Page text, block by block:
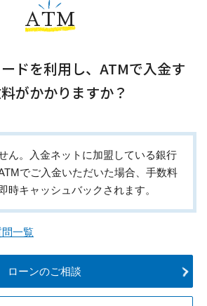
ATM
ドを利用し、ATMで入金す
がかかりますか？
ん。入金ネットに加盟している銀行
でご入金いただいた場合、手数料
時キャッシュバックされます。
一覧
ローンのご相談